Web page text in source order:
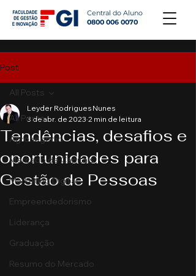
Central do Aluno
0800 006 0070
Post
All Posts
Agronegócio
Mercado de Capitais
Marketing Digital
Empreendedorismo
Liderança
Graduação
Resumo do Mercado
All Posts
Tendências, desafios e
oportunidades para
Gestão de Pessoas
Leyder Rodrigues Nunes
3 de abr. de 2023 2 min de leitura